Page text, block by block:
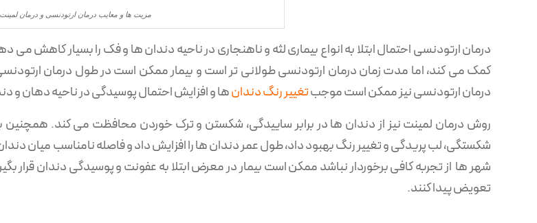
مزیت ها و معایب درمان ارتودنسی و درمان لمینت
درمان ارتودنسی احتمال ابتلا به انواع بیماری لثه و ناهنجاری در ناحیه دندان ‌ها و فک را بسیار کاهش
کمک می کند، اما مدت زمان درمان ارتودنسی طولانی تر است و بیمار ممکن است در طول درمان
درمان ارتودنسی نیز ممکن است موجبتغییر رنگ دندانها و افزایش احتمال پوسیدگی در ناحیه دهان و
روش درمان لمینت نیز از دندان ها در برابر ساییدگی، شکستن و ترک خوردن محافظت می کند. همچنین
شکستگی، لب پریدگی و تغییر رنگ بهبود داد، طول عمر دندان ها را افزایش داد و فاصله نامناسب میان دندان
شهر ها از تجربه کافی برخوردار نباشد ممکن است بیمار در معرض ابتلا به عفونت و پوسیدگی دندان
تعویض پیدا کنند.